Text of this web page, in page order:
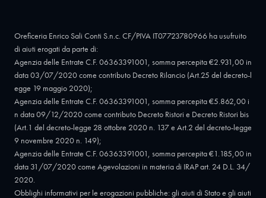
Oreficeria Enrico Sali Conti S.n.c. CF/PIVA IT07723780966 ha usufruito
di aiuti erogati da parte di:
Agenzia delle Entrate C.F. 06363391001, somma percepita €2.931,00 in
data 03/07/2020 come contributo Decreto Rilancio (Art.25 del decreto-l
egge 19 maggio 2020);
Agenzia delle Entrate C.F. 06363391001, somma percepita €5.862,00 i
n data 09/12/2020 come contributo Decreto Ristori e Decreto Ristori bis
(Art.1 del decreto-legge 28 ottobre 2020 n. 137 e Art.2 del decreto-legge
9 novembre 2020 n. 149);
Agenzia delle Entrate C.F. 06363391001, somma percepita €1.185,00 in
data 31/07/2020 come Agevolazioni in materia di IRAP art. 24 D.L. 34/
2020.
Obblighi informativi per le erogazioni pubbliche: gli aiuti di Stato e gli aiuti